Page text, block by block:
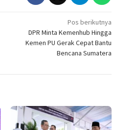
Pos berikutnya
DPR Minta Kemenhub Hingga
Kemen PU Gerak Cepat Bantu
Bencana Sumatera